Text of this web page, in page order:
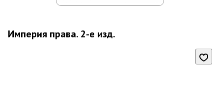
Империя права. 2-е изд.